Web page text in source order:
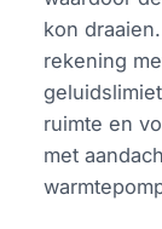
kon
rekening
ruimte en
met